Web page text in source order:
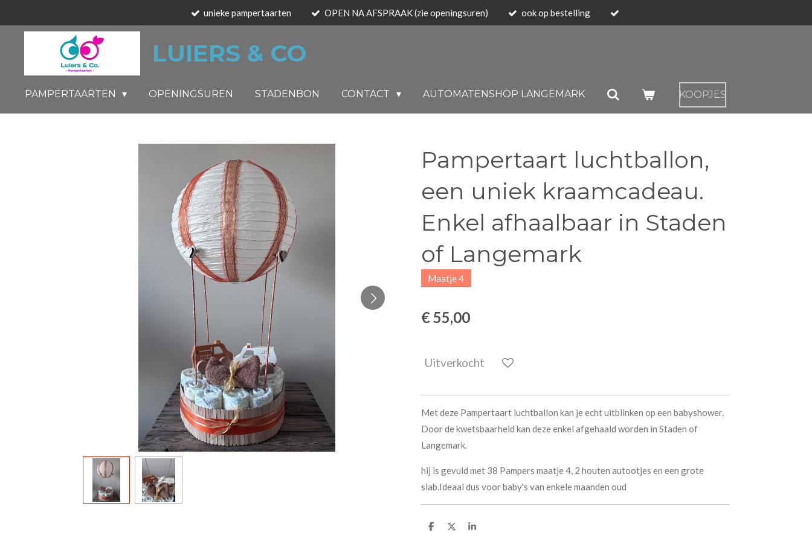
direct
hoofdinhoud
unieke pampertaarten OPEN NA AFSPRAAK (zie openingsuren) ook op bestelling
LUIERS & CO
PAMPERTAARTEN OPENINGSUREN STADENBON CONTACT AUTOMATENSHOP LANGEMARK KOOPJES
Pampertaart luchtballon,
een uniek kraamcadeau.
Enkel afhaalbaar in Staden
of Langemark
Maatje 4
€ 55,00
Uitverkocht
Met deze Pampertaart luchtballon kan je echt uitblinken op een babyshower.
Door de kwetsbaarheid kan deze enkel afgehaald worden in Staden of
Langemark.
hij is gevuld met 38 Pampers maatje 4, 2 houten autootjes en een grote
slab.Ideaal dus voor baby's van enkele maanden oud
D
D
S